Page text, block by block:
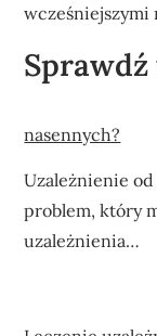
wcześniejszymi
Sprawdź
nasennych?
Uzależnienie
problem, który
uzależnienia…